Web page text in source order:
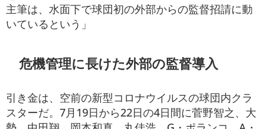
主筆は、水面下で球団初の外部からの監督招請に動
いているという」
危機管理に長けた外部の監督導入
引き金は、空前の新型コロナウイルスの球団内クラ
スターだ。7月19日から22日の4日間に菅野智之、大